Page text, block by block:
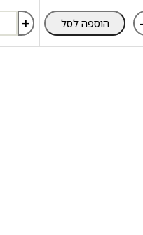
- הוספה לסל +